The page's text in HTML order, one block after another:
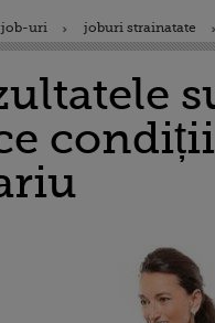
job-uri joburi strainatate